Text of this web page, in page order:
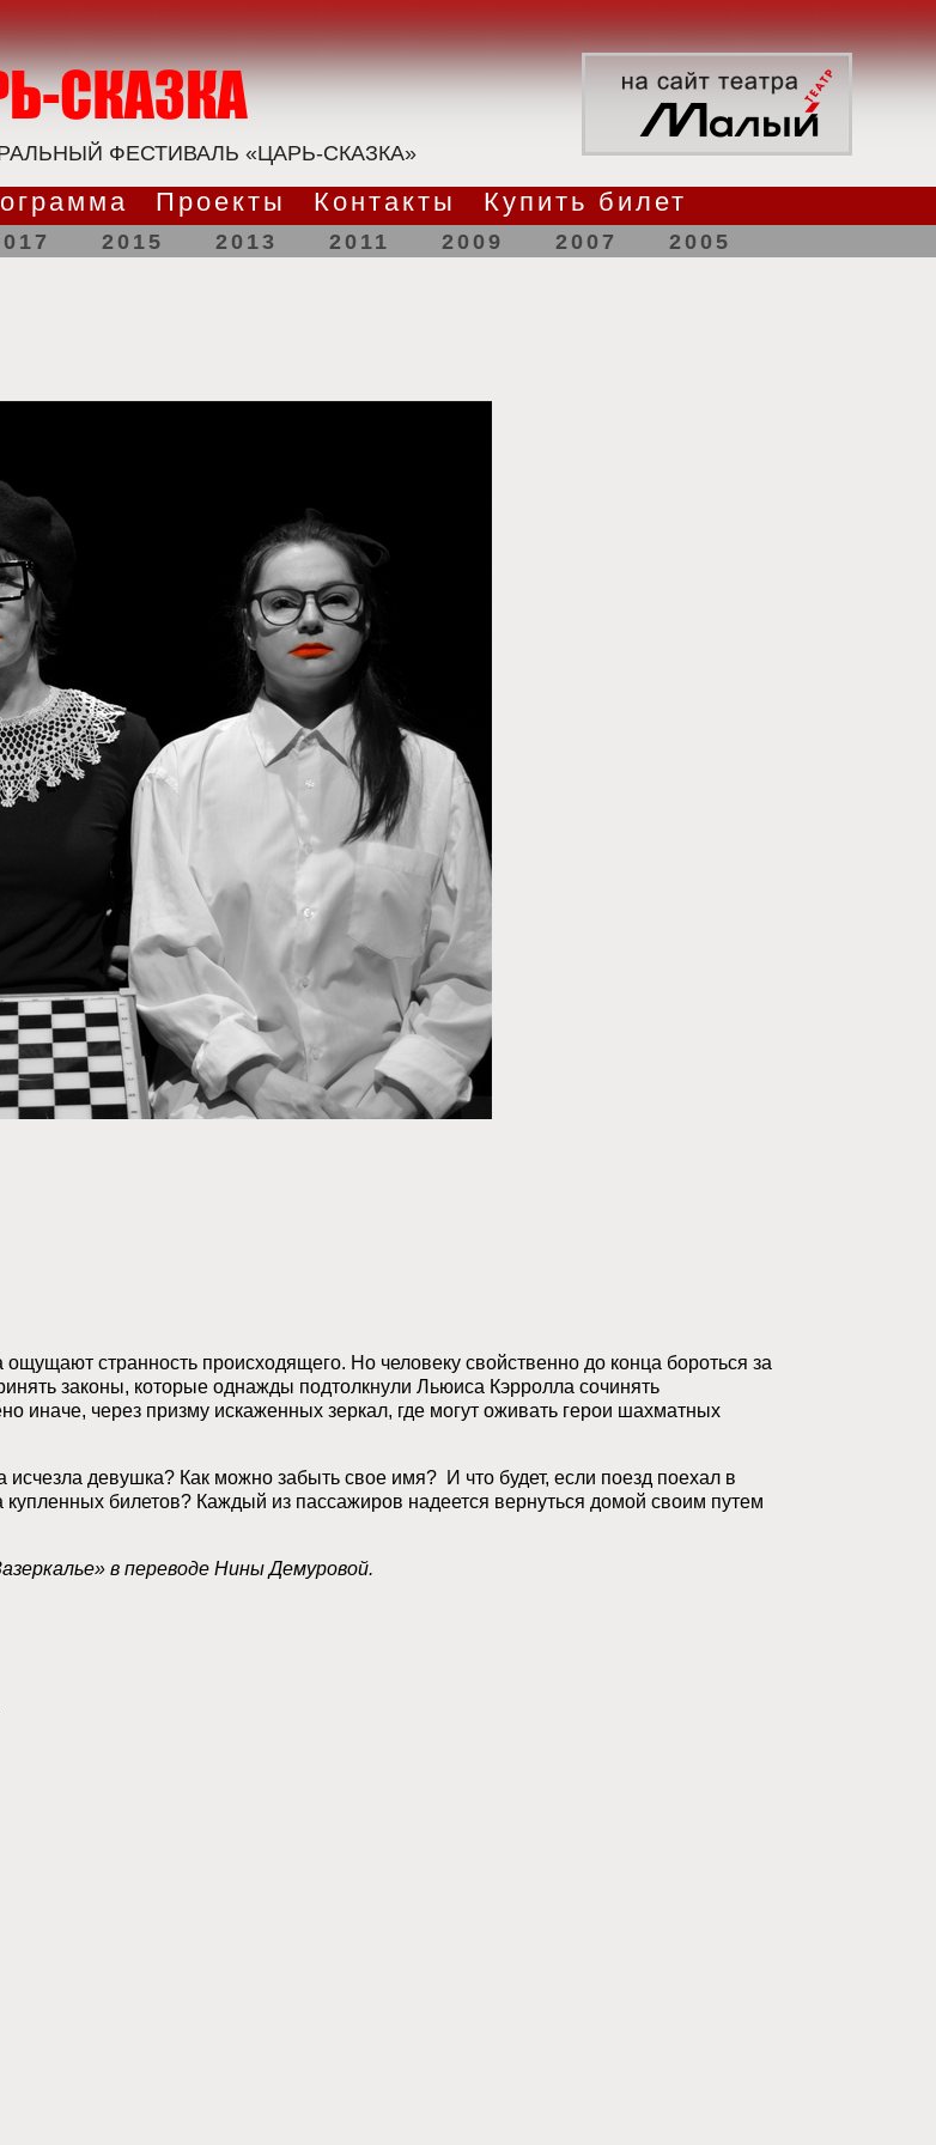
ФЕСТИВАЛЬ «ЦАРЬ-СКАЗКА»
Проекты Контакты Купить билет
2015 2013 2011 2009 2007 2005
странность происходящего. Но человеку свойственно до конца бороться за
законы, которые однажды подтолкнули Льюиса Кэрролла сочинять
иначе, через призму искаженных зеркал, где могут оживать герои шахматных
девушка? Как можно забыть свое имя? И что будет, если поезд поехал в
купленных билетов? Каждый из пассажиров надеется вернуться домой своим путем
в переводе Нины Демуровой.